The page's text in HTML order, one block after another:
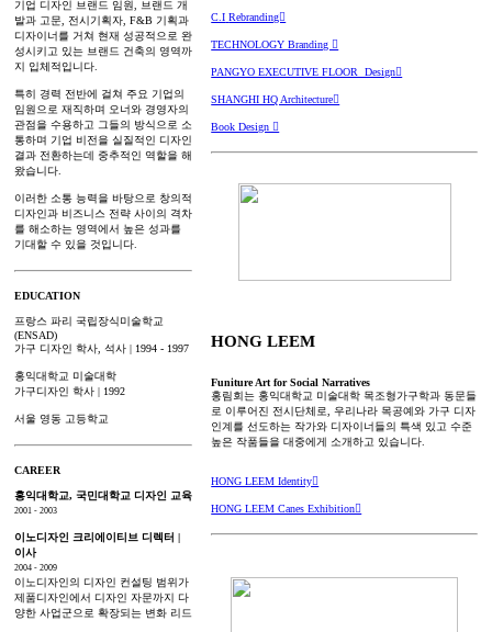
C.I Rebranding︎
TECHNOLOGY Branding ︎
PANGYO EXECUTIVE FLOOR Design︎
SHANGHI HQ Architecture︎
Book Design ︎
HONG LEEM
Funiture Art for Social Narratives
홍림회는 홍익대학교 미술대학 목조형가구학과 동문들
로 이루어진 전시단체로, 우리나라 목공예와 가구 디자
인계를 선도하는 작가와 디자이너들의 특색 있고 수준
높은 작품들을 대중에게 소개하고 있습니다.
HONG LEEM Identity︎
HONG LEEM Canes Exhibition︎
기업 디자인 브랜드 임원, 브랜드 개
발과 고문, 전시기획자, F&B 기획과
디자이너를 거쳐 현재 성공적으로 완
성시키고 있는 브랜드 건축의 영역까
지 입체적입니다.
특히 경력 전반에 걸쳐 주요 기업의
임원으로 재직하며 오너와 경영자의
관점을 수용하고 그들의 방식으로 소
통하며 기업 비전을 실질적인 디자인
결과 전환하는데 중추적인 역할을 해
왔습니다.
이러한 소통 능력을 바탕으로 창의적
디자인과 비즈니스 전략 사이의 격차
를 해소하는 영역에서 높은 성과를
기대할 수 있을 것입니다.
EDUCATION
프랑스 파리 국립장식미술학교
(ENSAD)
가구 디자인 학사, 석사 | 1994 - 1997
홍익대학교 미술대학
가구디자인 학사 | 1992
서울 영동 고등학교
CAREER
홍익대학교, 국민대학교 디자인 교육
2001 - 2003
이노디자인 크리에이티브 디렉터 |
이사
2004 - 2009
이노디자인의 디자인 컨설팅 범위가
제품디자인에서 디자인 자문까지 다
양한 사업군으로 확장되는 변화 리드